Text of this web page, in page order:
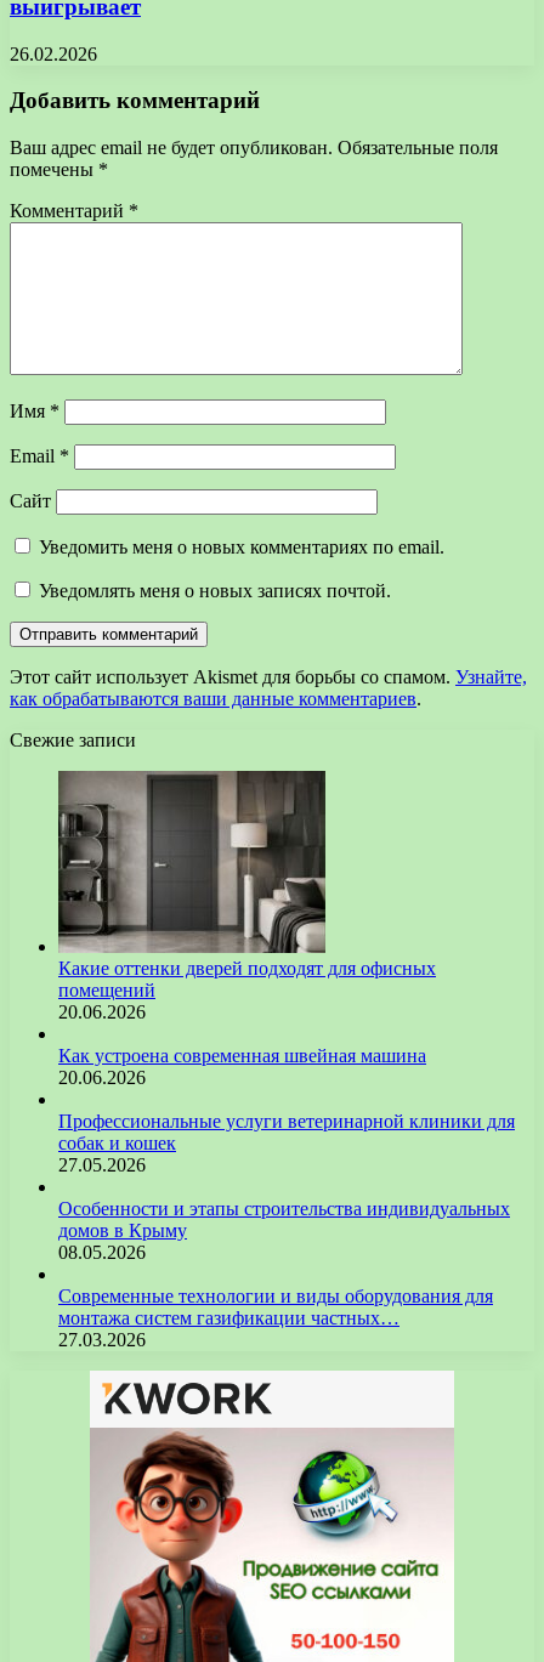
выигрывает
26.02.2026
Добавить комментарий
Ваш адрес email не будет опубликован. Обязательные поля
помечены *
Комментарий *
Имя *
Email *
Сайт
Уведомить меня о новых комментариях по email.
Уведомлять меня о новых записях почтой.
Этот сайт использует Akismet для борьбы со спамом. Узнайте,
как обрабатываются ваши данные комментариев.
Свежие записи
Какие оттенки дверей подходят для офисных
помещений
20.06.2026
Как устроена современная швейная машина
20.06.2026
Профессиональные услуги ветеринарной клиники для
собак и кошек
27.05.2026
Особенности и этапы строительства индивидуальных
домов в Крыму
08.05.2026
Современные технологии и виды оборудования для
монтажа систем газификации частных…
27.03.2026